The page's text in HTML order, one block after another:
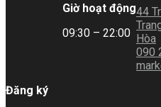
Giờ hoạt động
09:30 – 22:00
44
Hòa
090
Đăng ký